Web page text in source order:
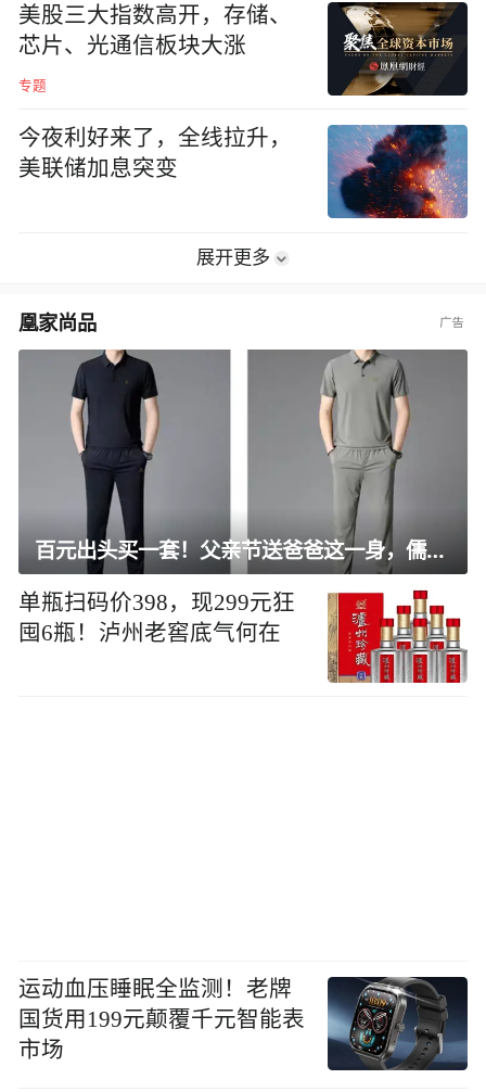
美股三大指数高开，存储、
芯片、光通信板块大涨
专题
今夜利好来了，全线拉升，
美联储加息突变
展开更多
凰家尚品
百元出头买一套！父亲节送爸爸这一身，儒雅有型还凉爽
单瓶扫码价398，现299元狂
囤6瓶！泸州老窖底气何在
运动血压睡眠全监测！老牌
国货用199元颠覆千元智能表
市场